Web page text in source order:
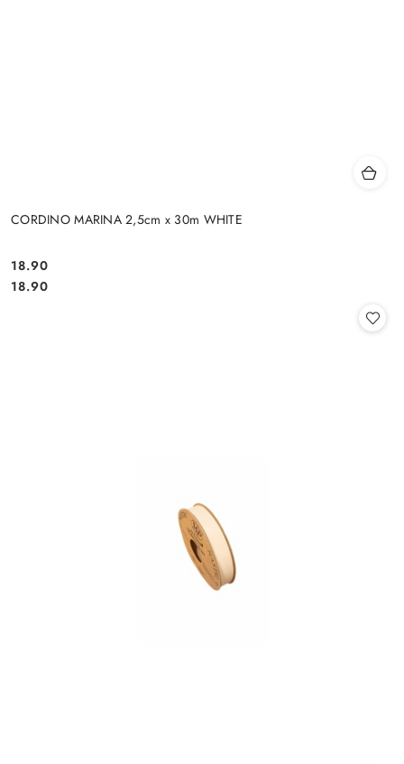
CORDINO MARINA 2,5cm x 30m WHITE
Cena:
18.90
Cena:
18.90